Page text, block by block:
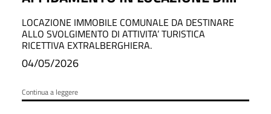
IMMOBILE COMUNALE DA
DESTINARE ALLO SVOLGIMENTO DI
ATTIVITA’ TURISTICA RICETTIVA
LOCAZIONE IMMOBILE COMUNALE DA DESTINARE
ALLO SVOLGIMENTO DI ATTIVITA’ TURISTICA
RICETTIVA EXTRALBERGHIERA.
04/05/2026
Continua a leggere